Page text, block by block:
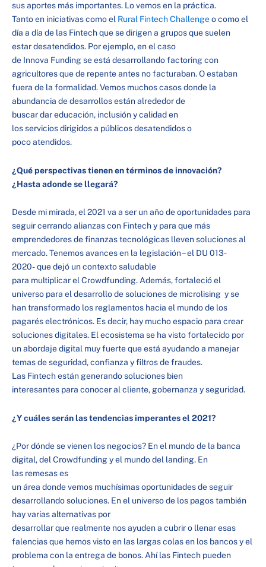
sus aportes más importantes. Lo vemos en la práctica.
Tanto en iniciativas como el Rural Fintech Challengeo como el
día a día de las Fintech que se dirigen a grupos que suelen
estar desatendidos. Por ejemplo, en el caso
de Innova Funding se está desarrollando factoring con
agricultores que de repente antes no facturaban. O estaban
fuera de la formalidad. Vemos muchos casos donde la
abundancia de desarrollos están alrededor de
buscar dar educación, inclusión y calidad en
los servicios dirigidos a públicos desatendidos o
poco atendidos.
¿Qué perspectivas tienen en términos de innovación?
¿Hasta adonde se llegará?
Desde mi mirada, el 2021 va a ser un año de oportunidades para
seguir cerrando alianzas con Fintech y para que más
emprendedores de finanzas tecnológicas lleven soluciones al
mercado. Tenemos avances en la legislación – el DU 013-
2020- que dejó un contexto saludable
para multiplicar el Crowdfunding. Además, fortaleció el
universo para el desarrollo de soluciones de microlising y se
han transformado los reglamentos hacia el mundo de los
pagarés electrónicos. Es decir, hay mucho espacio para crear
soluciones digitales. El ecosistema se ha visto fortalecido por
un abordaje digital muy fuerte que está ayudando a manejar
temas de seguridad, confianza y filtros de fraudes.
Las Fintech están generando soluciones bien
interesantes para conocer al cliente, gobernanza y seguridad.
¿Y cuáles serán las tendencias imperantes el 2021?
¿Por dónde se vienen los negocios? En el mundo de la banca
digital, del Crowdfunding y el mundo del landing. En
las remesas es
un área donde vemos muchísimas oportunidades de seguir
desarrollando soluciones. En el universo de los pagos también
hay varias alternativas por
desarrollar que realmente nos ayuden a cubrir o llenar esas
falencias que hemos visto en las largas colas en los bancos y el
problema con la entrega de bonos. Ahí las Fintech pueden